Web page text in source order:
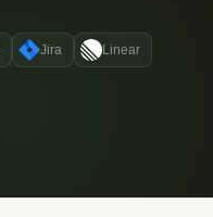
Jira Linear